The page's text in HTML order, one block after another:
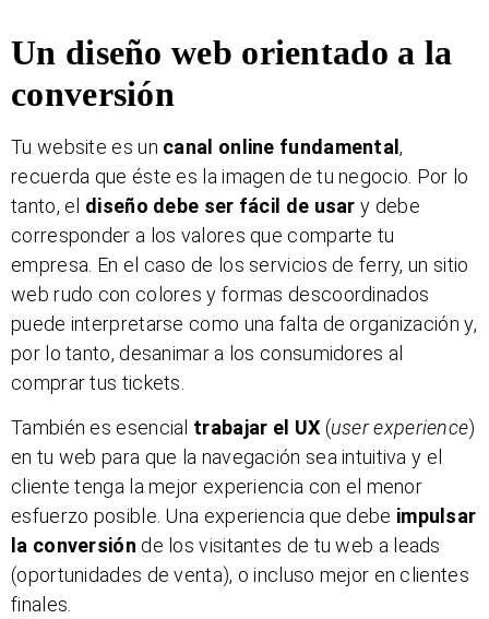
Un diseño web orientado a la
conversión
Tu website es un canal online fundamental,
recuerda que éste es la imagen de tu negocio. Por lo
tanto, el diseño debe ser fácil de usar y debe
corresponder a los valores que comparte tu
empresa. En el caso de los servicios de ferry, un sitio
web rudo con colores y formas descoordinados
puede interpretarse como una falta de organización y,
por lo tanto, desanimar a los consumidores al
comprar tus tickets.
También es esencial trabajar el UX (user experience)
en tu web para que la navegación sea intuitiva y el
cliente tenga la mejor experiencia con el menor
esfuerzo posible. Una experiencia que debe impulsar
la conversión de los visitantes de tu web a leads
(oportunidades de venta), o incluso mejor en clientes
finales.